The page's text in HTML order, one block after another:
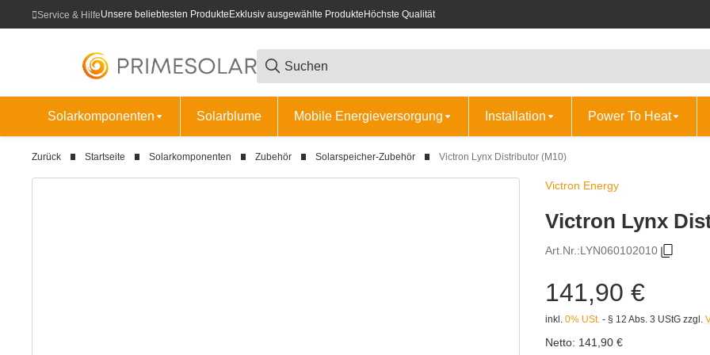
Service & HilfeUnsere beliebtesten Produkte Exklusiv ausgewählte Produkte Höchste Qualität
Solarkomponenten Solarblume Mobile Energieversorgung Installation Power To Heat
Zurück Startseite Solarkomponenten Zubehör Solarspeicher-Zubehör Victron Lynx Distributor (M10)
Victron Energy
Victron Lynx
Art.Nr.:LYN060102010
141,90 €
inkl. 0% USt. - § 12 Abs. 3 UStG zzgl.
Netto: 141,90 €